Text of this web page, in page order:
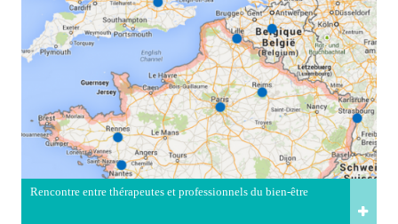
Rencontre entre thérapeutes et professionnels du bien-être